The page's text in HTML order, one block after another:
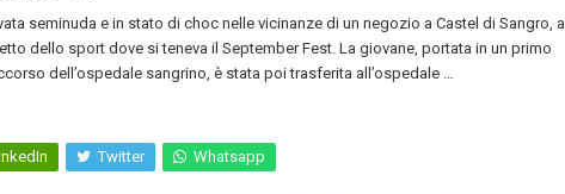
seminuda e in stato di choc nelle vicinanze di un negozio a Castel di Sangro, a
dello sport dove si teneva il September Fest. La giovane, portata in un primo
dell’ospedale sangrino, è stata poi trasferita all’ospedale …
Twitter Whatsapp